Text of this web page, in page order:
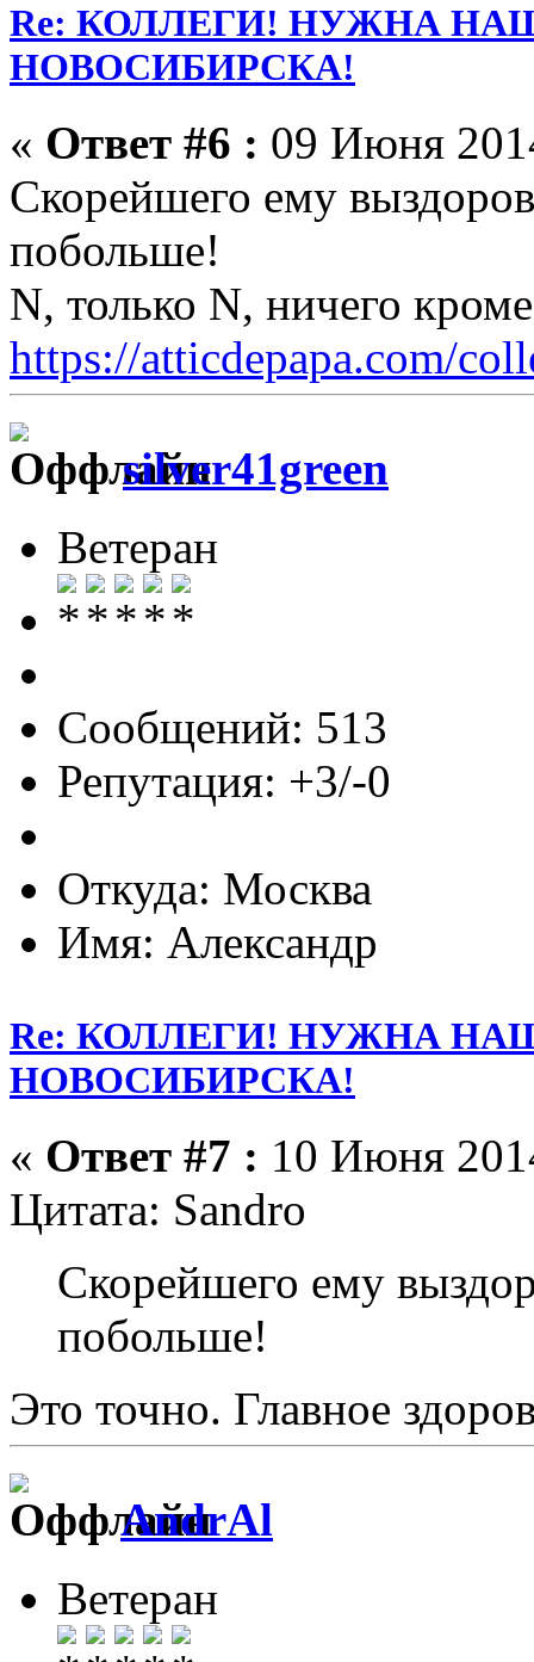
Re: КОЛЛЕГИ! НУЖНА
НОВОСИБИРСКА!
« Ответ #6 : 09 Июня
Скорейшего ему
побольше!
N, только N, ничего
https://atticdepapa.com/
silver41green
Ветеран
Сообщений: 513
Репутация: +3/-0
Откуда: Москва
Имя: Александр
Re: КОЛЛЕГИ! НУЖНА
НОВОСИБИРСКА!
« Ответ #7 : 10 Июня
Цитата: Sandro
Скорейшего ему
побольше!
Это точно. Главное
AndrAl
Ветеран